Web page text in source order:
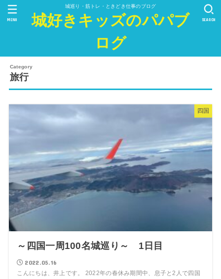
城巡り・筋トレ・ときどき仕事のブログ
城好きキッズのパパブ
ログ
SEARCH
MENU
旅行
四国
～四国一周100名城巡り～ 1日目
2022.05.16
こんにちは、井上です。 2022年の春休み期間中、息子と2人で四国